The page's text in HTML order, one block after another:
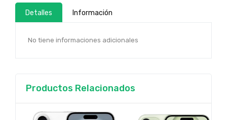
Detalles Información
No tiene informaciones adicionales
Productos Relacionados